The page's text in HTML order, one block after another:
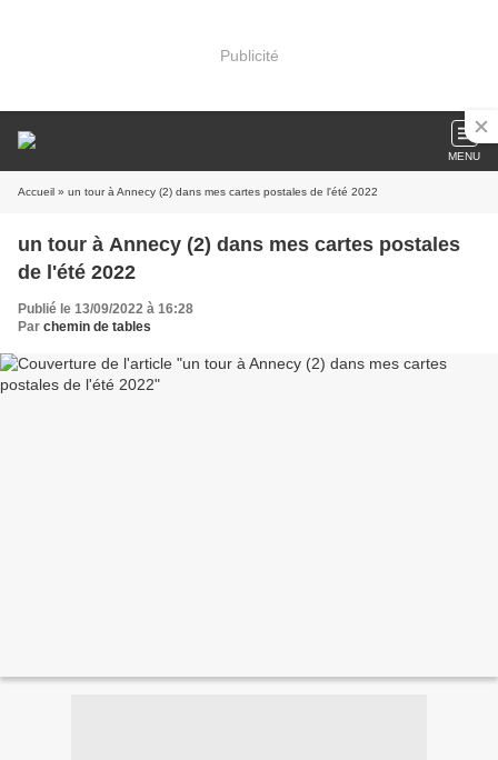
Publicité
MENU
Accueil » un tour à Annecy (2) dans mes cartes postales de l'été 2022
un tour à Annecy (2) dans mes cartes postales
de l'été 2022
Publié le 13/09/2022 à 16:28
Par chemin de tables